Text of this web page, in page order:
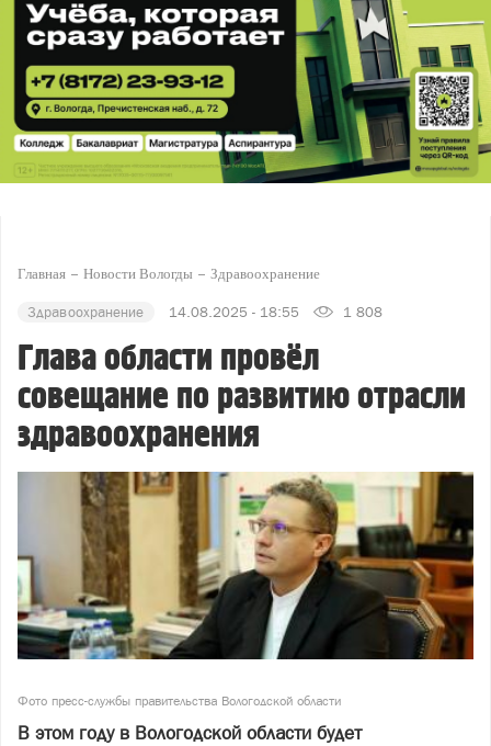
Главная Новости Вологды Здравоохранение
Здравоохранение 14.08.2025 - 18:55 1 808
Глава области провёл
совещание по развитию отрасли
здравоохранения
Фото пресс-службы правительства Вологодской области
В этом году в Вологодской области будет